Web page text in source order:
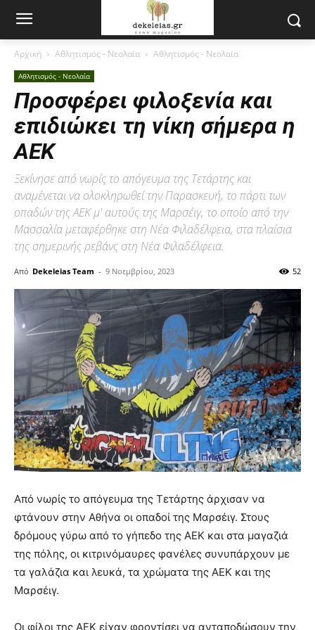
Αρχική Αθλητισμός - Νεολαία Αθλητισμός - Νεολαία
Αθλητισμός - Νεολαία
Προσφέρει φιλοξενία και
επιδιώκει τη νίκη σήμερα η
ΑΕΚ
Ξεκίνησε από νωρίς το απόγευμα της Τετάρτης και
αναμένεται να ολοκληρωθεί την Παρασκευή, το πάρτι των
οπαδών της ΑΕΚ μ' αυτούς της Μαρσέιγ, το οποίο από την
Μασσαλία μεταφέρθηκε στη Νέα Φιλαδέλφεια, στα πλαίσια
της σημερινής ρεβάνς στη Νέα Φιλαδέλφεια.
Από Dekeleias Team - 9 Νοεμβρίου, 2023 52
Από νωρίς το απόγευμα της Τετάρτης άρχισαν να
φτάνουν στην Αθήνα οι οπαδοί της Μαρσέιγ. Στους
δρόμους γύρω από το γήπεδο της ΑΕΚ και στα μαγαζιά
της πόλης, οι κιτρινόμαυρες φανέλες συνυπάρχουν με
τα γαλάζια και λευκά, τα χρώματα της ΑΕΚ και της
Μαρσέιγ.
Οι φίλοι της ΑΕΚ είχαν φροντίσει να ανταποδώσουν την